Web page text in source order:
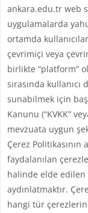
ankara.edu.tr web
uygulamalarda
ortamda
çevrimiçi veya
birlikte “platform”
sırasında
sunabilmek için
Kanunu (“KVKK”
mevzuata uygun
Çerez Politikasının
faydalanılan
halinde elde
aydınlatmaktır.
hangi tür çerezlerin